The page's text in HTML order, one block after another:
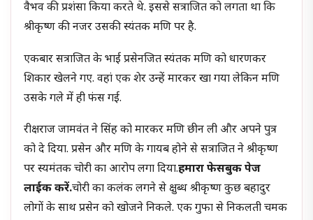
वैभव की प्रशंसा किया करते थे. इससे सत्राजित को लगता था कि
श्रीकृष्ण की नजर उसकी स्यंतक मणि पर है.
एकबार सत्राजित के भाई प्रसेनजित स्यंतक मणि को धारणकर
शिकार खेलने गए. वहां एक शेर उन्हें मारकर खा गया लेकिन मणि
उसके गले में ही फंस गई.
रीक्षराज जामवंत ने सिंह को मारकर मणि छीन ली और अपने पुत्र
को दे दिया. प्रसेन और मणि के गायब होने से सत्राजित ने श्रीकृष्ण
पर स्यमंतक चोरी का आरोप लगा दिया.हमारा फेसबुक पेज
लाईक करें.चोरी का कलंक लगने से क्षुब्ध श्रीकृष्ण कुछ बहादुर
लोगों के साथ प्रसेन को खोजने निकले. एक गुफा से निकलती चमक